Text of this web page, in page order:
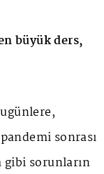
büyük ders,
sonrası
gibi sorunların